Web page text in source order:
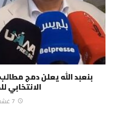
بنعبد الله يعلن دمج
الانتخابي
7 غشت، 2026